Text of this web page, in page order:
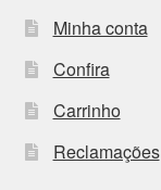
Minha conta
Confira
Carrinho
Reclamações